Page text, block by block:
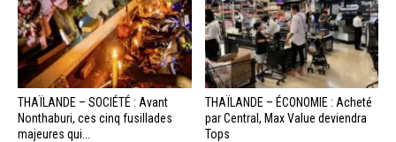
THAÏLANDE – SOCIÉTÉ : Avant
Nonthaburi, ces cinq fusillades
majeures qui...
THAÏLANDE – ÉCONOMIE : Acheté
par Central, Max Value deviendra
Tops